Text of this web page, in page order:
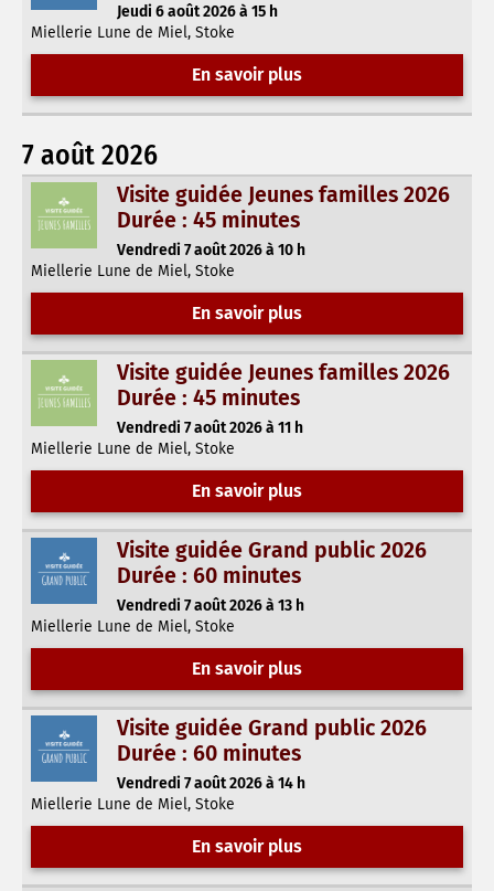
Jeudi 6 août 2026 à 15 h
Miellerie Lune de Miel, Stoke
En savoir plus
7 août 2026
Visite guidée Jeunes familles 2026
Durée : 45 minutes
Vendredi 7 août 2026 à 10 h
Miellerie Lune de Miel, Stoke
En savoir plus
Visite guidée Jeunes familles 2026
Durée : 45 minutes
Vendredi 7 août 2026 à 11 h
Miellerie Lune de Miel, Stoke
En savoir plus
Visite guidée Grand public 2026
Durée : 60 minutes
Vendredi 7 août 2026 à 13 h
Miellerie Lune de Miel, Stoke
En savoir plus
Visite guidée Grand public 2026
Durée : 60 minutes
Vendredi 7 août 2026 à 14 h
Miellerie Lune de Miel, Stoke
En savoir plus